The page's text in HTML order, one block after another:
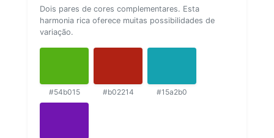
Dois pares de cores complementares. Esta
harmonia rica oferece muitas possibilidades de
variação.
#54b015 #b02214 #15a2b0